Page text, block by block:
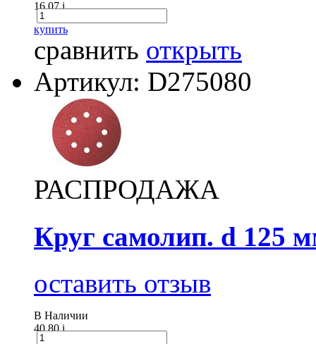
16.07i
купить
сравнить открыть
Артикул: D275080
РАСПРОДАЖА
Круг самолип. d 125
оставить отзыв
В Наличии
40.80i